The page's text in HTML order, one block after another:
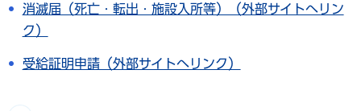
消滅届（死亡・転出・施設入所等）（外部サイトへリン
ク）
受給証明申請（外部サイトへリンク）